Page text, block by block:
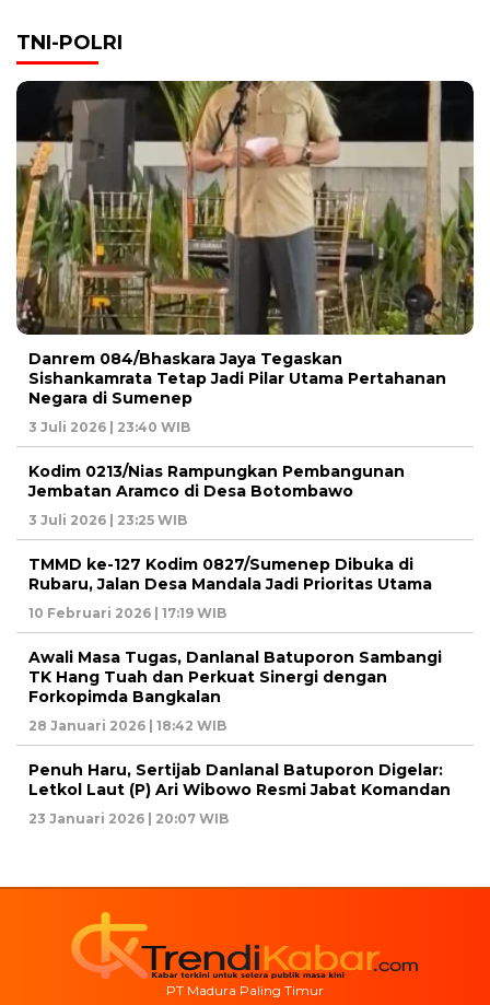
TNI-POLRI
Danrem 084/Bhaskara Jaya Tegaskan
Sishankamrata Tetap Jadi Pilar Utama Pertahanan
Negara di Sumenep
3 Juli 2026 | 23:40 WIB
Kodim 0213/Nias Rampungkan Pembangunan
Jembatan Aramco di Desa Botombawo
3 Juli 2026 | 23:25 WIB
TMMD ke-127 Kodim 0827/Sumenep Dibuka di
Rubaru, Jalan Desa Mandala Jadi Prioritas Utama
10 Februari 2026 | 17:19 WIB
Awali Masa Tugas, Danlanal Batuporon Sambangi
TK Hang Tuah dan Perkuat Sinergi dengan
Forkopimda Bangkalan
28 Januari 2026 | 18:42 WIB
Penuh Haru, Sertijab Danlanal Batuporon Digelar:
Letkol Laut (P) Ari Wibowo Resmi Jabat Komandan
23 Januari 2026 | 20:07 WIB
PT Madura Paling Timur